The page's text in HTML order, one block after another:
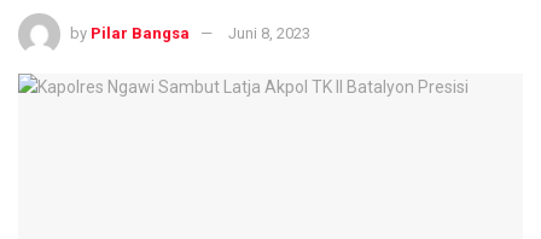
by Pilar Bangsa Juni 8, 2023